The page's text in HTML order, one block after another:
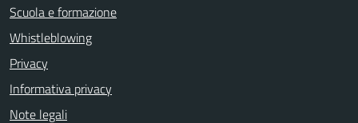
Scuola e formazione
Whistleblowing
Privacy
Informativa privacy
Note legali